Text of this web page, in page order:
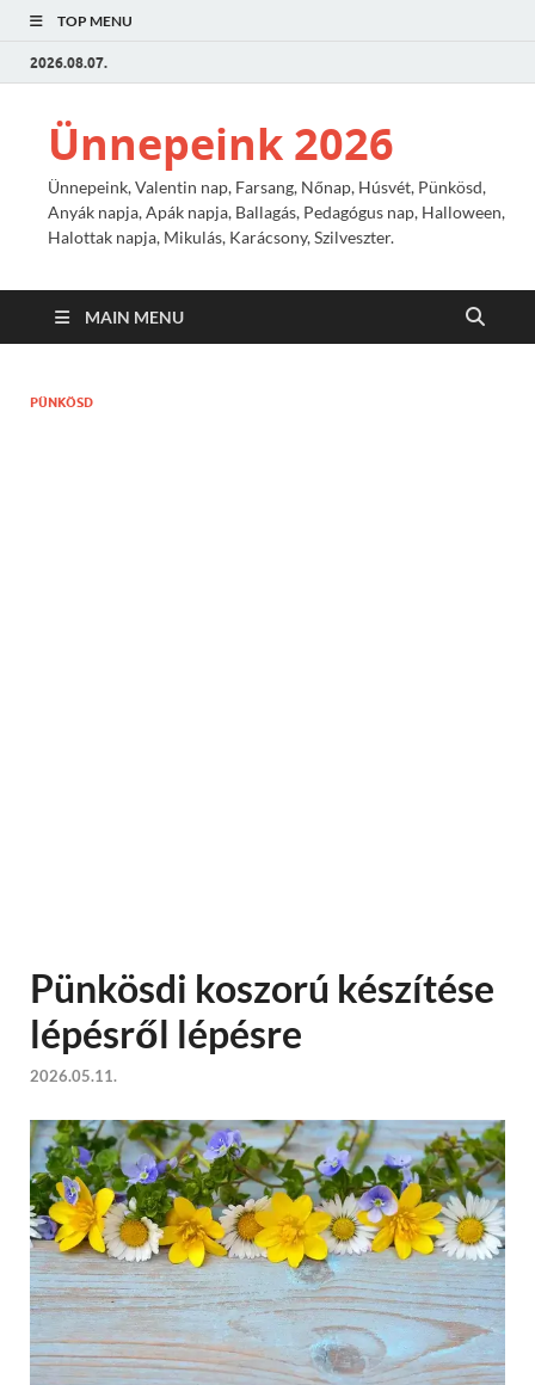
TOP MENU
2026.08.07.
Ünnepeink 2026
Ünnepeink, Valentin nap, Farsang, Nőnap, Húsvét, Pünkösd,
Anyák napja, Apák napja, Ballagás, Pedagógus nap, Halloween,
Halottak napja, Mikulás, Karácsony, Szilveszter.
MAIN MENU
PÜNKÖSD
Pünkösdi koszorú készítése
lépésről lépésre
2026.05.11.